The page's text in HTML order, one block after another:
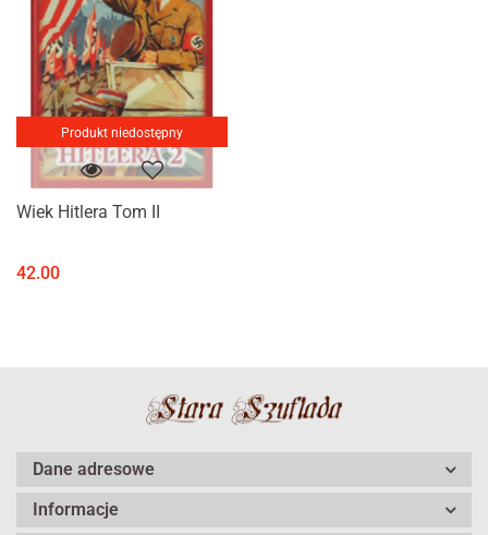
Produkt niedostępny
Wiek Hitlera Tom II
42.00
Dane adresowe
Informacje